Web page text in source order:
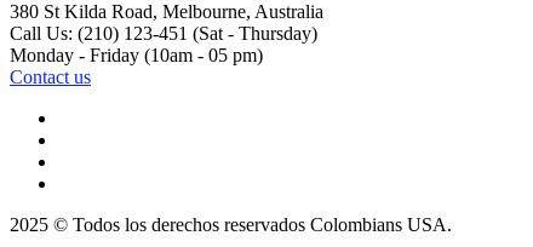
380 St Kilda Road, Melbourne, Australia
Call Us: (210) 123-451 (Sat - Thursday)
Monday - Friday (10am - 05 pm)
Contact us
2025 © Todos los derechos reservados Colombians USA.